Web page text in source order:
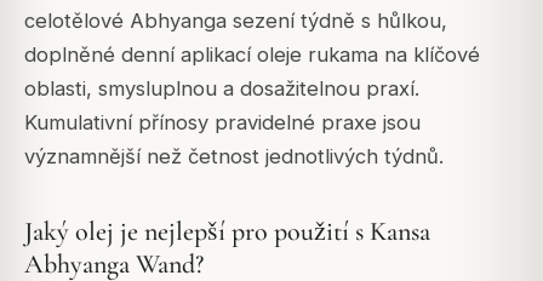
celotělové Abhyanga sezení týdně s hůlkou,
doplněné denní aplikací oleje rukama na klíčové
oblasti, smysluplnou a dosažitelnou praxí.
Kumulativní přínosy pravidelné praxe jsou
významnější než četnost jednotlivých týdnů.
Jaký olej je nejlepší pro použití s Kansa
Abhyanga Wand?